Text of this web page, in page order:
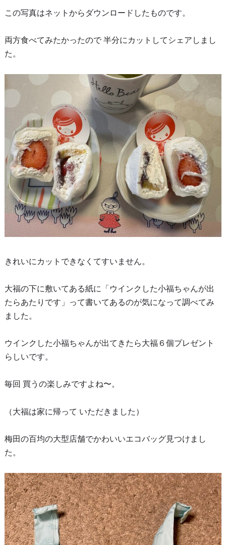
この写真はネットからダウンロードしたものです。
両方食べてみたかったので 半分にカットしてシェアしまし
た。
きれいにカットできなくてすいません。
大福の下に敷いてある紙に「ウインクした小福ちゃんが出
たらあたりです」って書いてあるのが気になって調べてみ
ました。
ウインクした小福ちゃんが出てきたら大福６個プレゼント
らしいです。
毎回 買うの楽しみですよね〜。
（大福は家に帰って いただきました）
梅田の百均の大型店舗でかわいいエコバッグ見つけまし
た。